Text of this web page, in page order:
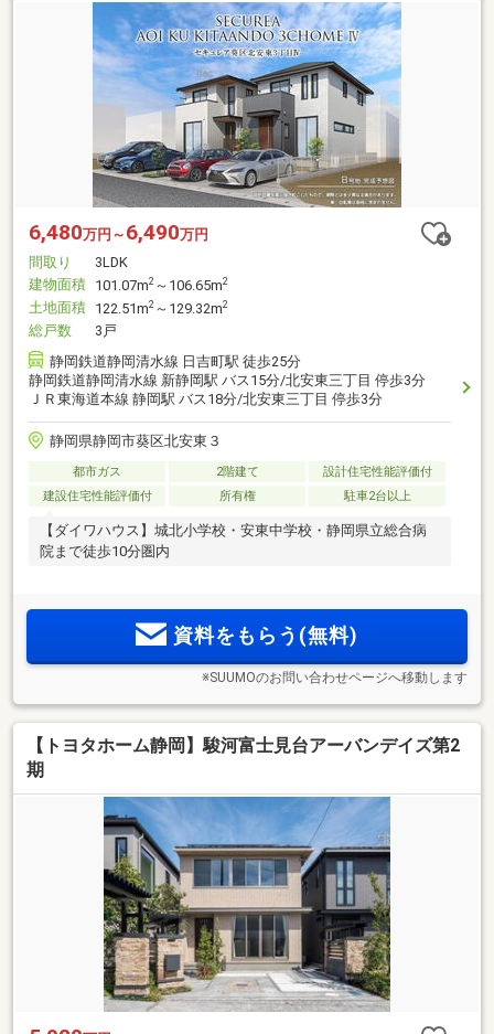
6,480万円～ 6,490万円
間取り
3LDK
建物面積 101.07m2 ～106.65m2
土地面積 122.51m2 ～129.32m2
総戸数
3戸
静岡鉄道静岡清水線 日吉町駅 徒歩25分
静岡鉄道静岡清水線 新静岡駅 バス15分/北安東三丁目 停歩3分
ＪＲ東海道本線 静岡駅 バス18分/北安東三丁目 停歩3分
静岡県静岡市葵区北安東３
都市ガス 2階建て
設計住宅性能評価付
建設住宅性能評価付
所有権 駐車2台以上
【ダイワハウス】城北小学校・安東中学校・静岡県立総合病
院まで徒歩10分圏内
資料をもらう(無料)
※SUUMOのお問い合わせページへ移動します
【トヨタホーム静岡】駿河富士見台アーバンデイズ第2
期